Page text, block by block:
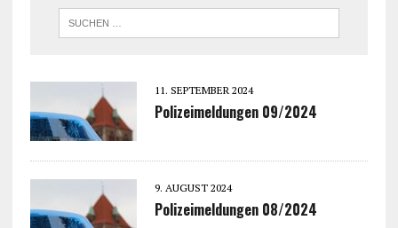
11. SEPTEMBER 2024
Polizeimeldungen 09/2024
9. AUGUST 2024
Polizeimeldungen 08/2024